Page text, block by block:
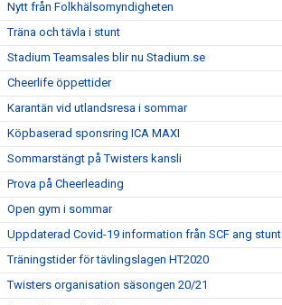
Nytt från Folkhälsomyndigheten
Träna och tävla i stunt
Stadium Teamsales blir nu Stadium.se
Cheerlife öppettider
Karantän vid utlandsresa i sommar
Köpbaserad sponsring ICA MAXI
Sommarstängt på Twisters kansli
Prova på Cheerleading
Open gym i sommar
Uppdaterad Covid-19 information från SCF ang stunt
Träningstider för tävlingslagen HT2020
Twisters organisation säsongen 20/21